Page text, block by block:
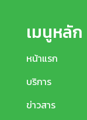
เมนูหลัก
หน้าแรก
บริการ
ข่าวสาร